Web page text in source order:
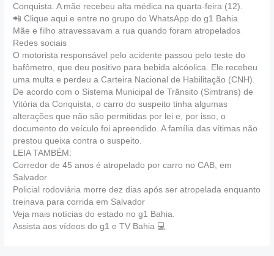
Conquista. A mãe recebeu alta médica na quarta-feira (12).
📲 Clique aqui e entre no grupo do WhatsApp do g1 Bahia
Mãe e filho atravessavam a rua quando foram atropelados
Redes sociais
O motorista responsável pelo acidente passou pelo teste do
bafômetro, que deu positivo para bebida alcóolica. Ele recebeu
uma multa e perdeu a Carteira Nacional de Habilitação (CNH).
De acordo com o Sistema Municipal de Trânsito (Simtrans) de
Vitória da Conquista, o carro do suspeito tinha algumas
alterações que não são permitidas por lei e, por isso, o
documento do veículo foi apreendido. A família das vítimas não
prestou queixa contra o suspeito.
LEIA TAMBÉM:
Corredor de 45 anos é atropelado por carro no CAB, em
Salvador
Policial rodoviária morre dez dias após ser atropelada enquanto
treinava para corrida em Salvador
Veja mais notícias do estado no g1 Bahia.
Assista aos vídeos do g1 e TV Bahia 💻